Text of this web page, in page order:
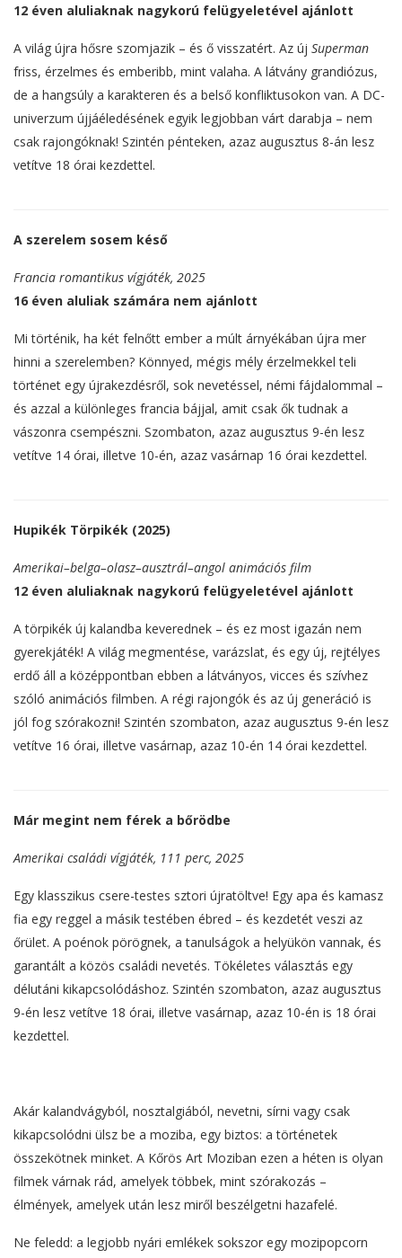
12 éven aluliaknak nagykorú felügyeletével ajánlott
A világ újra hősre szomjazik – és ő visszatért. Az új Superman
friss, érzelmes és emberibb, mint valaha. A látvány grandiózus,
de a hangsúly a karakteren és a belső konfliktusokon van. A DC-
univerzum újjáéledésének egyik legjobban várt darabja – nem
csak rajongóknak! Szintén pénteken, azaz augusztus 8-án lesz
vetítve 18 órai kezdettel.
A szerelem sosem késő
Francia romantikus vígjáték, 2025
16 éven aluliak számára nem ajánlott
Mi történik, ha két felnőtt ember a múlt árnyékában újra mer
hinni a szerelemben? Könnyed, mégis mély érzelmekkel teli
történet egy újrakezdésről, sok nevetéssel, némi fájdalommal –
és azzal a különleges francia bájjal, amit csak ők tudnak a
vászonra csempészni. Szombaton, azaz augusztus 9-én lesz
vetítve 14 órai, illetve 10-én, azaz vasárnap 16 órai kezdettel.
Hupikék Törpikék (2025)
Amerikai–belga–olasz–ausztrál–angol animációs film
12 éven aluliaknak nagykorú felügyeletével ajánlott
A törpikék új kalandba keverednek – és ez most igazán nem
gyerekjáték! A világ megmentése, varázslat, és egy új, rejtélyes
erdő áll a középpontban ebben a látványos, vicces és szívhez
szóló animációs filmben. A régi rajongók és az új generáció is
jól fog szórakozni! Szintén szombaton, azaz augusztus 9-én lesz
vetítve 16 órai, illetve vasárnap, azaz 10-én 14 órai kezdettel.
Már megint nem férek a bőrödbe
Amerikai családi vígjáték, 111 perc, 2025
Egy klasszikus csere-testes sztori újratöltve! Egy apa és kamasz
fia egy reggel a másik testében ébred – és kezdetét veszi az
őrület. A poénok pörögnek, a tanulságok a helyükön vannak, és
garantált a közös családi nevetés. Tökéletes választás egy
délutáni kikapcsolódáshoz. Szintén szombaton, azaz augusztus
9-én lesz vetítve 18 órai, illetve vasárnap, azaz 10-én is 18 órai
kezdettel.
Akár kalandvágyból, nosztalgiából, nevetni, sírni vagy csak
kikapcsolódni ülsz be a moziba, egy biztos: a történetek
összekötnek minket. A Kőrös Art Moziban ezen a héten is olyan
filmek várnak rád, amelyek többek, mint szórakozás –
élmények, amelyek után lesz miről beszélgetni hazafelé.
Ne feledd: a legjobb nyári emlékek sokszor egy mozipopcorn